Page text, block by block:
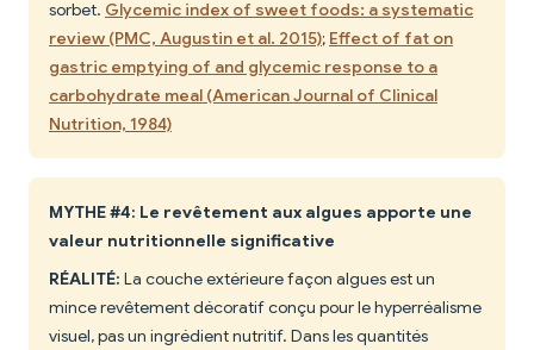
sorbet. Glycemic index of sweet foods: a systematic
review (PMC, Augustin et al. 2015); Effect of fat on
gastric emptying of and glycemic response to a
carbohydrate meal (American Journal of Clinical
Nutrition, 1984)
MYTHE #4: Le revêtement aux algues apporte une
valeur nutritionnelle significative
RÉALITÉ: La couche extérieure façon algues est un
mince revêtement décoratif conçu pour le hyperréalisme
visuel, pas un ingrédient nutritif. Dans les quantités